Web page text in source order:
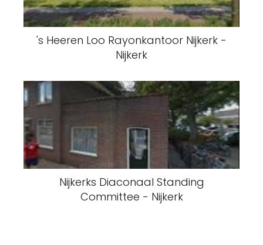
's Heeren Loo Rayonkantoor Nijkerk -
Nijkerk
Nijkerks Diaconaal Standing
Committee - Nijkerk